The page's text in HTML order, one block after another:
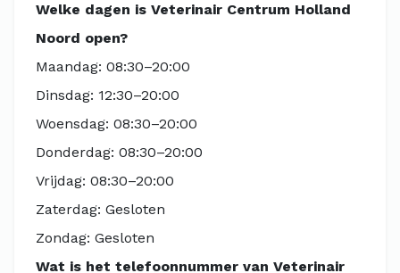
Welke dagen is Veterinair Centrum Holland
Noord open?
Maandag: 08:30–20:00
Dinsdag: 12:30–20:00
Woensdag: 08:30–20:00
Donderdag: 08:30–20:00
Vrijdag: 08:30–20:00
Zaterdag: Gesloten
Zondag: Gesloten
Wat is het telefoonnummer van Veterinair